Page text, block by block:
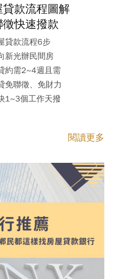
款流程圖解
快速撥款
貸款流程6步
新光辦民間房
約需2~4週且需
免聯徵、免財力
1~3個工作天撥
閱讀更多